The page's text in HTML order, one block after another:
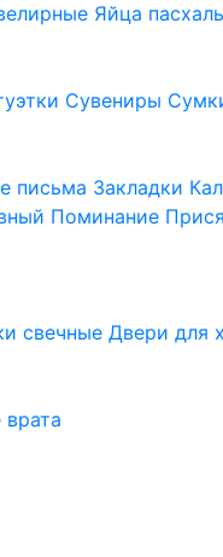
Яйца
Сувениры
письма Закладки
Поминание
свечныеДвери для